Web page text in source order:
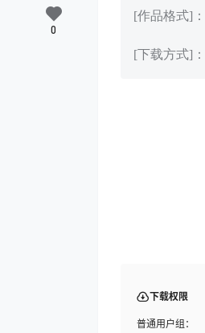
[作品格式]
[下载方式]
下载权限
普通用户组：
0